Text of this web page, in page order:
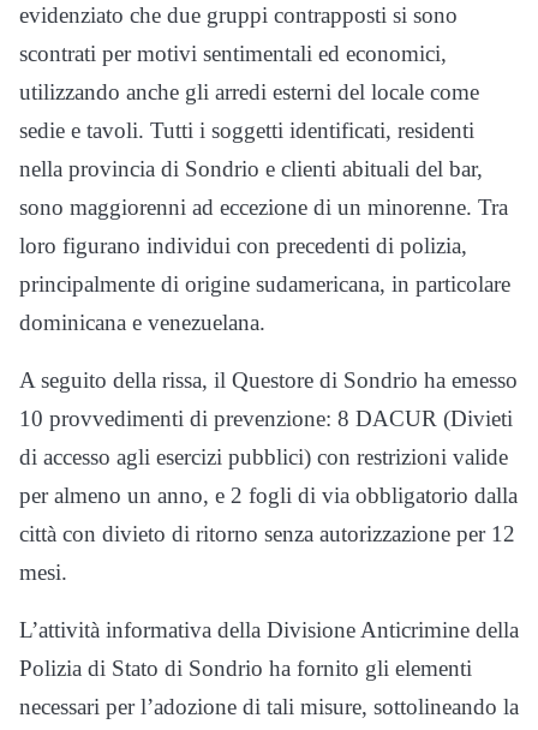
evidenziato che due gruppi contrapposti si sono
scontrati per motivi sentimentali ed economici,
utilizzando anche gli arredi esterni del locale come
sedie e tavoli. Tutti i soggetti identificati, residenti
nella provincia di Sondrio e clienti abituali del bar,
sono maggiorenni ad eccezione di un minorenne. Tra
loro figurano individui con precedenti di polizia,
principalmente di origine sudamericana, in particolare
dominicana e venezuelana.
A seguito della rissa, il Questore di Sondrio ha emesso
10 provvedimenti di prevenzione: 8 DACUR (Divieti
di accesso agli esercizi pubblici) con restrizioni valide
per almeno un anno, e 2 fogli di via obbligatorio dalla
città con divieto di ritorno senza autorizzazione per 12
mesi.
L’attività informativa della Divisione Anticrimine della
Polizia di Stato di Sondrio ha fornito gli elementi
necessari per l’adozione di tali misure, sottolineando la